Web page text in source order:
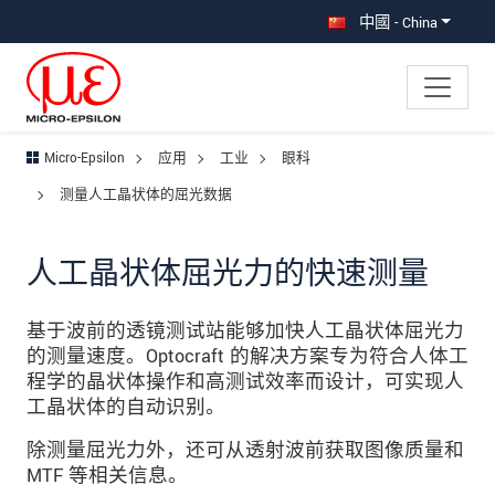
中國 - China
Micro-Epsilon 应用 工业
眼科
测量人工晶状体的屈光数据
人工晶状体屈光力的快速测量
基于波前的透镜测试站能够加快人工晶状体屈光力
的测量速度。Optocraft 的解决方案专为符合人体工
程学的晶状体操作和高测试效率而设计，可实现人
工晶状体的自动识别。
除测量屈光力外，还可从透射波前获取图像质量和
MTF 等相关信息。